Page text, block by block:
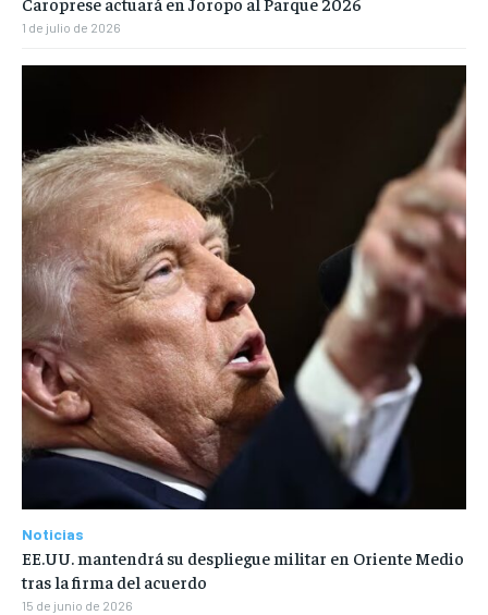
1 de julio de 2026
Noticias
EE.UU. mantendrá su despliegue militar en Oriente Medio
tras la firma del acuerdo
15 de junio de 2026